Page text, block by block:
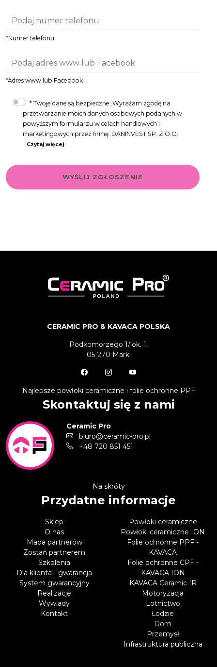
*Numer telefonu
*Adres www lub Facebook
* Twoje dane są bezpieczne. Wyrażam zgodę na
przetwarzanie moich danych osobowych podanych w
powyższym formularzu w celach handlowych i
marketingowych przez firmę: DANINVEST SP. Z O.O.
Czytaj więcej
CERAMIC PRO & KAVACA POLSKA
Podkomorzego 1/lok. 1,
05-270 Marki
Najlepsze powłoki ceramiczne i folie ochronne PPF
Skontaktuj się z nami
Ceramic Pro
biuro@ceramic-pro.pl
+48 720 851 451
Na skróty
Przydatne informacje
Sklep
O nas
Mapa partnerów
Zostań partnerem
Szkolenia
Dla klienta - gwarancja
System gwarancyjny
Realizacje
Wywiady
Kontakt
Powłoki ceramiczne
Powłoki ceramiczne ION
Folie ochronne PPF -
KAVACA
Folie ochronne CPF -
KAVACA ION
KAVACA Ceramic IR
Motoryzacja
Lotnictwo
Łodzie
Dom
Przemysł
Infrastruktura publiczna